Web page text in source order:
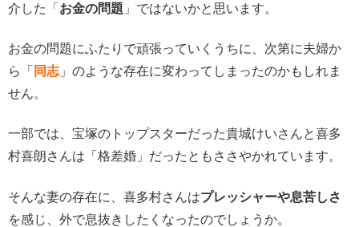
介した「 お金の問題 」ではないかと思います。
お金の問題にふたりで頑張っていくうちに、次第に夫婦か
ら「 同志 」のような存在に変わってしまったのかもしれま
せん。
一部では、宝塚のトップスターだった貴城けいさんと喜多
村喜朗さんは「格差婚」だったともささやかれています。
そんな妻の存在に、喜多村さんはプレッシャーや息苦しさ
を感じ、外で息抜きしたくなったのでしょうか。